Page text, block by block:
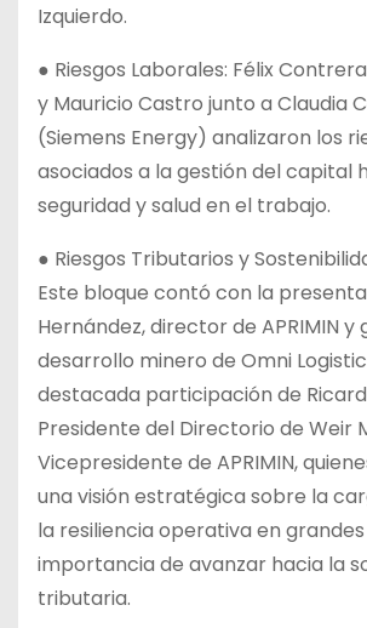
Izquierdo.
● Riesgos Laborales: Félix
y Mauricio Castro junto a Claudia
(Siemens Energy) analizaron los
asociados a la gestión del capital
seguridad y salud en el trabajo.
● Riesgos Tributarios y
Este bloque contó con la
Hernández, director de APRIMIN y
desarrollo minero de Omni
destacada participación de
Presidente del Directorio de Weir
Vicepresidente de APRIMIN,
una visión estratégica sobre la
la resiliencia operativa en
importancia de avanzar hacia la
tributaria.